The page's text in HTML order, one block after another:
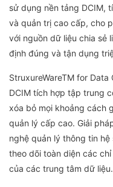
sử dụng nền tảng DCIM,
và quản trị cao cấp, cho
với nguồn dữ liệu chia sẻ
định đúng và tận dụng
StruxureWareTM for
DCIM tích hợp tập trung
xóa bỏ mọi khoảng cách
quản lý cấp cao. Giải
nghệ quản lý thông tin
theo dõi toàn diện các
của các trung tâm dữ liệu.